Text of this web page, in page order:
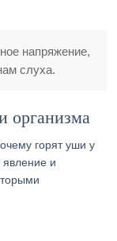
напряжение,
слуха.
организма
горят уши у
и